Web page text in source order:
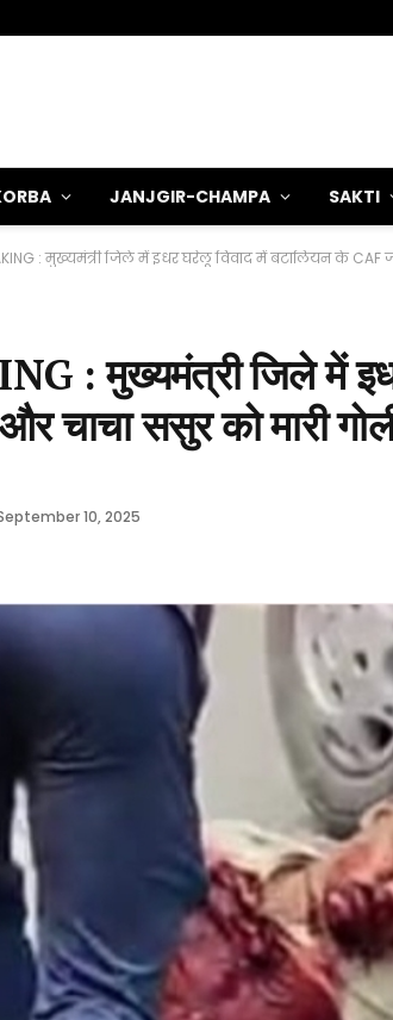
JANJGIR-CHAMPA SAKTI
: मुख्यमंत्री जिले में इधर घरेलू विवाद में बटालियन के CAF
: मुख्यमंत्री जिले में
चाचा ससुर को मारी
10, 2025